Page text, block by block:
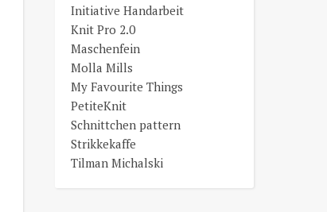
Initiative Handarbeit
Knit Pro 2.0
Maschenfein
Molla Mills
My Favourite Things
PetiteKnit
Schnittchen pattern
Strikkekaffe
Tilman Michalski